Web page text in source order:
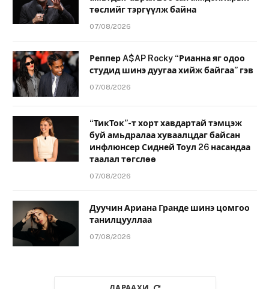
төслийг тэргүүлж байна
07/08/2026
Реппер A$AP Rocky “Рианна яг одоо
студид шинэ дуугаа хийж байгаа” гэв
07/08/2026
“ТикТок”-т хорт хавдартай тэмцэж
буй амьдралаа хуваалцдаг байсан
инфлюнсер Сидней Тоул 26 насандаа
таалал төгслөө
07/08/2026
Дуучин Ариана Гранде шинэ цомгоо
танилцууллаа
07/08/2026